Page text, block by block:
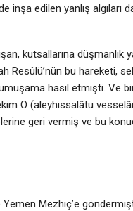
inşa edilen yanlış algıları
kutsallarına düşmanlık
Resûlü’nün bu hareketi,
hasıl etmişti. Ve
O (aleyhissalâtu
geri vermiş ve bu
Yemen Mezhiç’e